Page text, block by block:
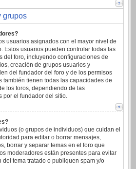
grupos
usuarios asignados con el mayor nivel de
Estos usuarios pueden controlar todas las
del foro, incluyendo configuraciones de
creación de grupos usuarios y
del fundador del foro y de los permisos
también tienen todas las capacidades de
los foros, dependiendo de las
por el fundador del sitio.
(o grupos de individuos) que cuidan el
para editar o borrar mensajes,
borrar y separar temas en el foro que
moderadores están presentes para evitar
del tema tratado o publiquen spam y/o